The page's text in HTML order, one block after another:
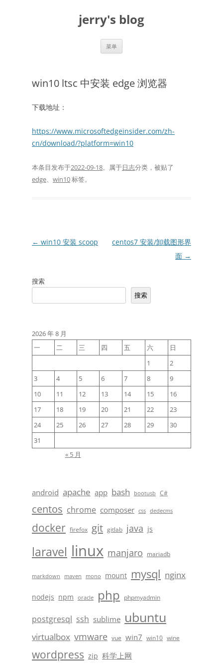
jerry's blog
菜单
win10 ltsc 中安装 edge 浏览器
下载地址：
https://www.microsoftedgeinsider.com/zh-
cn/download/?platform=win10
本条目发布于2022-09-18。属于日志分类，被贴了
edge、 win10标签。
文
航
← win10 安装 scoop
centos7 安装/卸载图形界
面 →
搜索
搜索
2026 年 8 月
一
二 三 四 五 六
日
1
2
3
4 5 6 7 8
9
10
11 12 13 14 15
16
17
18 19 20 21 22
23
24
25 26 27 28 29
30
31
« 5 月
android apache app bash bootusb C#
centos chrome composer css dedecms
docker firefox git gitlab java js
laravel linux manjaro mariadb
markdown maven mono mount mysql nginx
nodejs npm oracle php phpmyadmin
postgresql ssh sublime ubuntu
virtualbox vmware vue win7 win10 wine
wordpress zip 科学上网